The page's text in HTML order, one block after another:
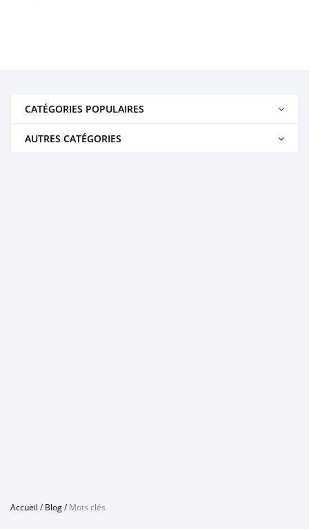
CATÉGORIES POPULAIRES
AUTRES CATÉGORIES
Accueil /Blog/Mots clés